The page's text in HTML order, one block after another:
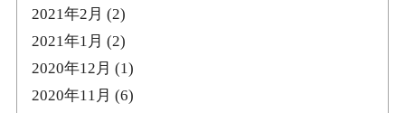
2021年2月 (2)
2021年1月 (2)
2020年12月 (1)
2020年11月 (6)